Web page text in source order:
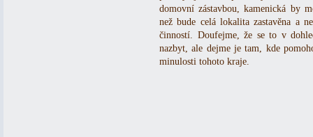
domovní zástavbou, kamenická by
než bude celá lokalita zastavěna a
činností. Doufejme, že se to v
nazbyt, ale dejme je tam, kde
minulosti tohoto kraje.